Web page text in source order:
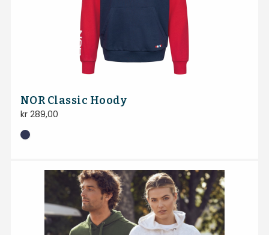
NOR Classic Hoody
kr289,00